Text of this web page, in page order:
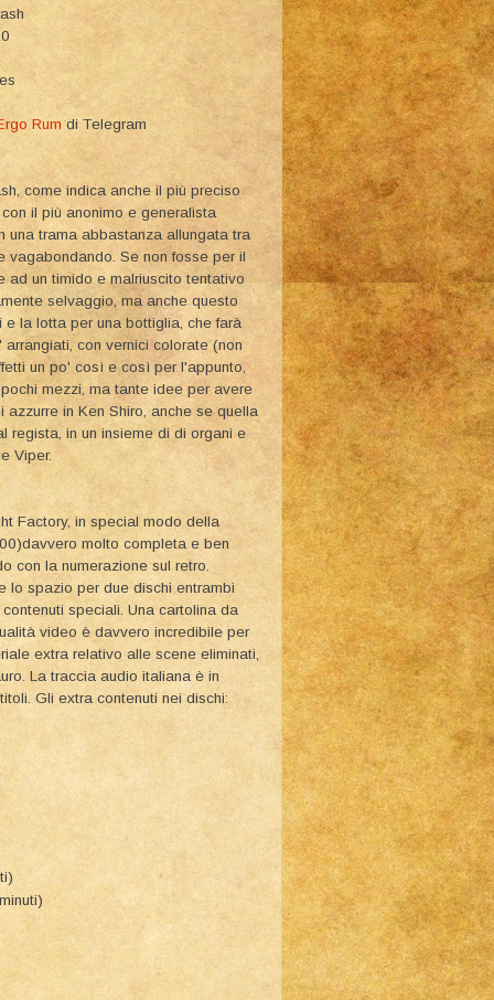
Rumdi Telegram
come indica anche il più preciso
il più anonimo e generalista
una trama abbastanza allungata tra
vagabondando. Se non fosse per il
ad un timido e malriuscito tentativo
selvaggio, ma anche questo
e la lotta per una bottiglia, che farà
con vernici colorate (non
un po' così e così per l'appunto,
mezzi, ma tante idee per avere
in Ken Shiro, anche se quella
regista, in un insieme di di organi e
Viper.
Factory, in special modo della
molto completa e ben
con la numerazione sul retro.
lo spazio per due dischi entrambi
speciali. Una cartolina da
video è davvero incredibile per
extra relativo alle scene eliminati,
La traccia audio italiana è in
Gli extra contenuti nei dischi: